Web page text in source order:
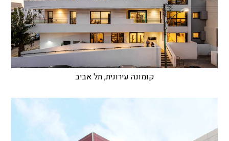
קומונה עירונית, תל אביב